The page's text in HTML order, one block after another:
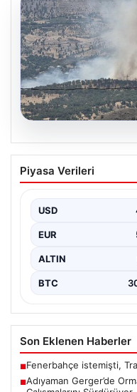
Adıyaman
Ekipler
Adıyaman’ın Gerger
Kütüklü köyleri…
Piyasa Verileri
USD
EUR
ALTIN
BTC
Son Eklenen Haberler
■Fenerbahçe istemişti,
■Adıyaman Gerger’de